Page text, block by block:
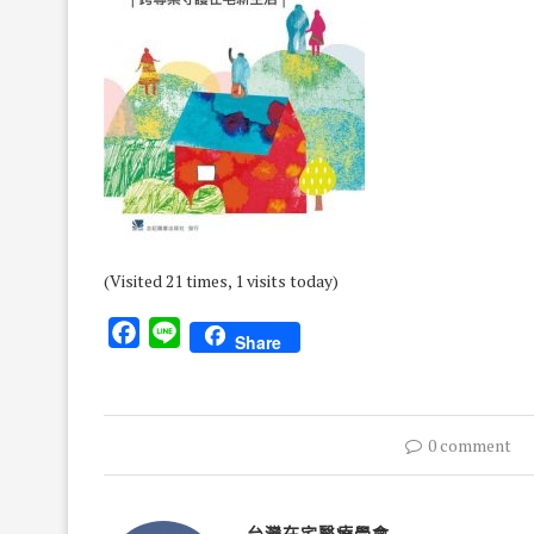
(Visited 21 times, 1 visits today)
Facebook
Line Share
0 comment